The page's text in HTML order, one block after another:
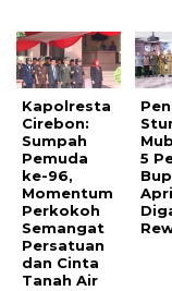
Kapolresta
Cirebon:
Sumpah
Pemuda
ke-96,
Momentum
Perkokoh
Semangat
Persatuan
dan Cinta
Tanah Air
5